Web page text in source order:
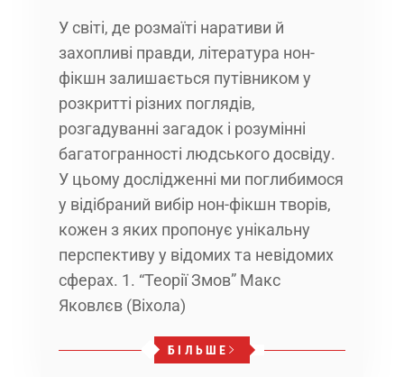
У світі, де розмаїті наративи й
захопливі правди, література нон-
фікшн залишається путівником у
розкритті різних поглядів,
розгадуванні загадок і розумінні
багатогранності людського досвіду.
У цьому дослідженні ми поглибимося
у відібраний вибір нон-фікшн творів,
кожен з яких пропонує унікальну
перспективу у відомих та невідомих
сферах. 1. “Теорії Змов” Макс
Яковлєв (Віхола)
БІЛЬШЕ